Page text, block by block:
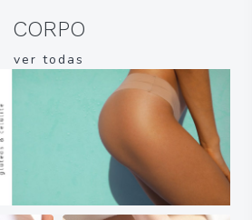
CORPO
ver todas